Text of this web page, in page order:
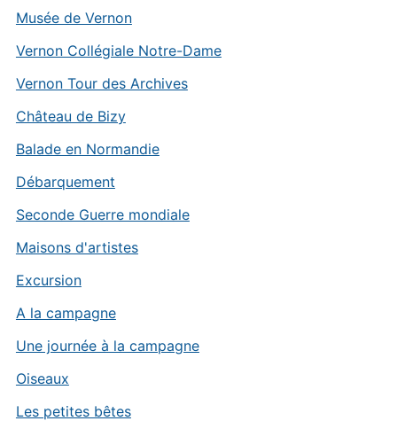
Musée de Vernon
Vernon Collégiale Notre-Dame
Vernon Tour des Archives
Château de Bizy
Balade en Normandie
Débarquement
Seconde Guerre mondiale
Maisons d'artistes
Excursion
A la campagne
Une journée à la campagne
Oiseaux
Les petites bêtes